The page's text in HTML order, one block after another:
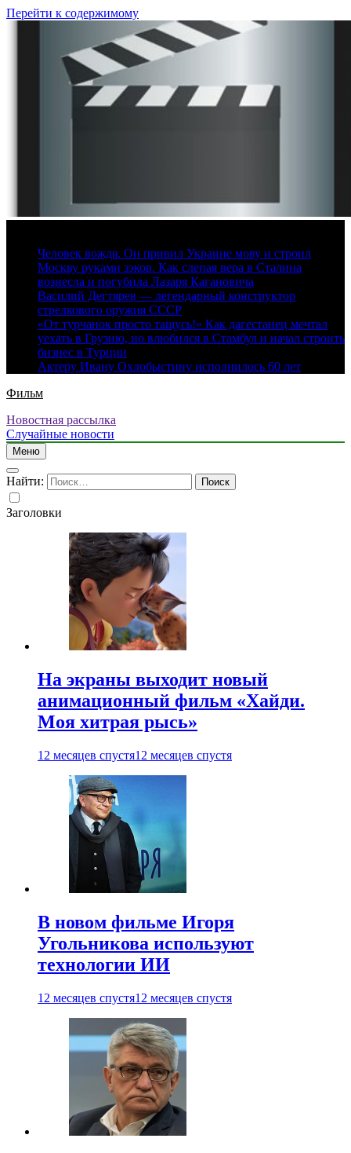
Перейти к содержимому
Человек вождя. Он привил Украине мову и строил
Москву руками зэков. Как слепая вера в Сталина
вознесла и погубила Лазаря Кагановича
Василий Дегтярев — легендарный конструктор
стрелкового оружия СССР
«От турчанок просто тащусь!» Как дагестанец мечтал
уехать в Грузию, но влюбился в Стамбул и начал строить
бизнес в Турции
Актеру Ивану Охлобыстину исполнилось 60 лет
Фильм
Новостная рассылка
Случайные новости
Меню
Найти:
Заголовки
На экраны выходит новый
анимационный фильм «Хайди.
Моя хитрая рысь»
12 месяцев спустя12 месяцев спустя
В новом фильме Игоря
Угольникова используют
технологии ИИ
12 месяцев спустя12 месяцев спустя